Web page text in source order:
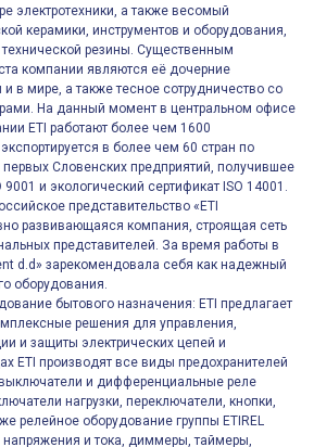
электротехники, а также весомый
керамики, инструментов и оборудования,
технической резины. Существенным
компании являются её дочерние
в мире, а также тесное сотрудничество со
На данный момент в центральном офисе
ETI работают более чем 1600
в более чем 60 стран по
Словенских предприятий, получившее
9001 и экологический сертификат ISO 14001.
представительство «ETI
развивающаяся компания, строящая сеть
представителей. За время работы в
d.d» зарекомендовала себя как надежный
оборудования.
бытового назначения: ETI предлагает
решения для управления,
и защиты электрических цепей и
ETI производят все виды предохранителей
выключатели и дифференциальные реле
нагрузки, переключатели, кнопки,
релейное оборудование группы ETIREL
напряжения и тока, диммеры, таймеры,